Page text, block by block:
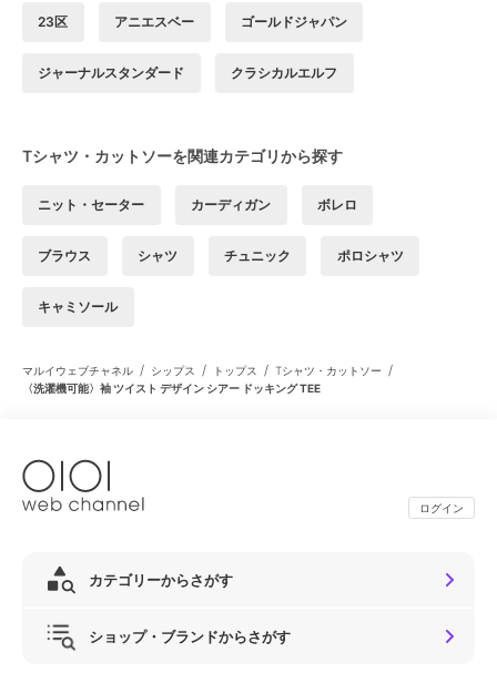
23区 アニエスベー ゴールドジャパン
ジャーナルスタンダード クラシカルエルフ
Tシャツ・カットソーを関連カテゴリから探す
ニット・セーター カーディガン ボレロ
ブラウス シャツ チュニック ポロシャツ
キャミソール
マルイウェブチャネル / シップス / トップス / Tシャツ・カットソー /
〈洗濯機可能〉袖 ツイスト デザイン シアー ドッキング TEE
ログイン
カテゴリーからさがす
ショップ・ブランドからさがす